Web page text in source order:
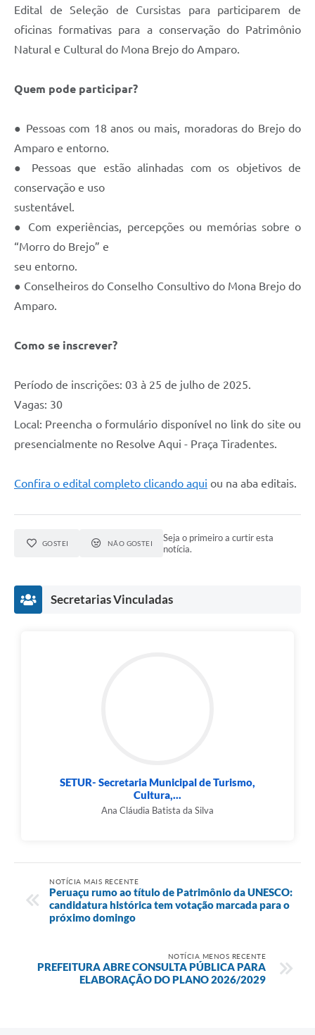
Serviços Online
Contato
Fotos - Eventos Oficiais
Edital de Seleção de Cursistas para participarem de
oficinas formativas para a conservação do Patrimônio
Natural e Cultural do Mona Brejo do Amparo.
Quem pode participar?
● Pessoas com 18 anos ou mais, moradoras do Brejo do
Amparo e entorno.
● Pessoas que estão alinhadas com os objetivos de
conservação e uso
sustentável.
● Com experiências, percepções ou memórias sobre o
“Morro do Brejo” e
seu entorno.
● Conselheiros do Conselho Consultivo do Mona Brejo do
Amparo.
Como se inscrever?
Período de inscrições: 03 à 25 de julho de 2025.
Vagas: 30
Local: Preencha o formulário disponível no link do site ou
presencialmente no Resolve Aqui - Praça Tiradentes.
Confira o edital completo clicando aqui ou na aba editais.
GOSTEI NÃO GOSTEI
Seja o primeiro a curtir esta
notícia.
Secretarias Vinculadas
SETUR- Secretaria Municipal de Turismo,
Cultura,...
Ana Cláudia Batista da Silva
NOTÍCIA MAIS RECENTE
Peruaçu rumo ao título de Patrimônio da UNESCO:
candidatura histórica tem votação marcada para o
próximo domingo
NOTÍCIA MENOS RECENTE
PREFEITURA ABRE CONSULTA PÚBLICA PARA
ELABORAÇÃO DO PLANO 2026/2029